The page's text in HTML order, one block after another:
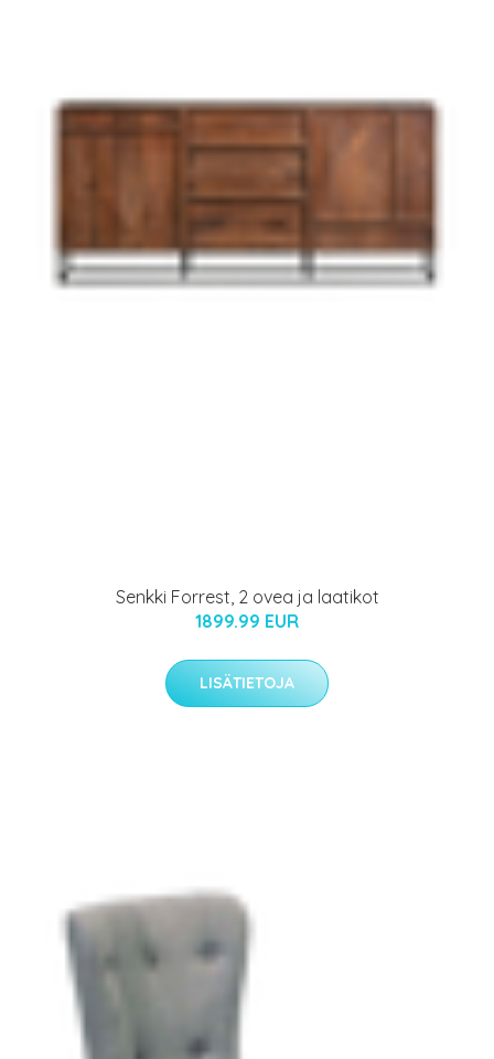
Senkki Forrest, 2 ovea ja laatikot
1899.99 EUR
LISÄTIETOJA